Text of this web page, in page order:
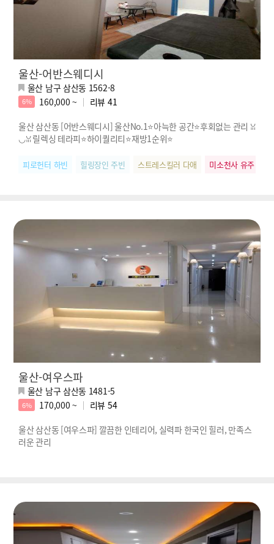
울산-어반스웨디시
울산 남구 삼산동 1562-8
6% 160,000 ~ 리뷰 41
울산 삼산동 [어반스웨디시] 울산No.1⭐아늑한 공간⭐후회없는 관리 ꈍ
◡ꈍ 릴렉싱 테라피⭐하이퀄리티⭐재방1순위⭐
피로헌터 하빈 힐링장인 주빈 스트레스킬러 다애 미소천사 유주
울산-여우스파
울산 남구 삼산동 1481-5
6% 170,000 ~ 리뷰 54
울산 삼산동 [여우스파] 깔끔한 인테리어, 실력파 한국인 힐러, 만족스
러운 관리